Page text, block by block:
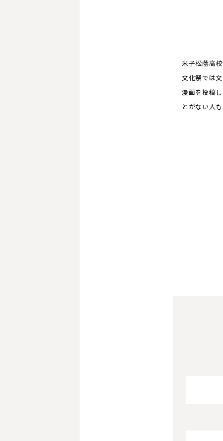
米子松蔭高
文化祭では
漫画を投稿
とがない人